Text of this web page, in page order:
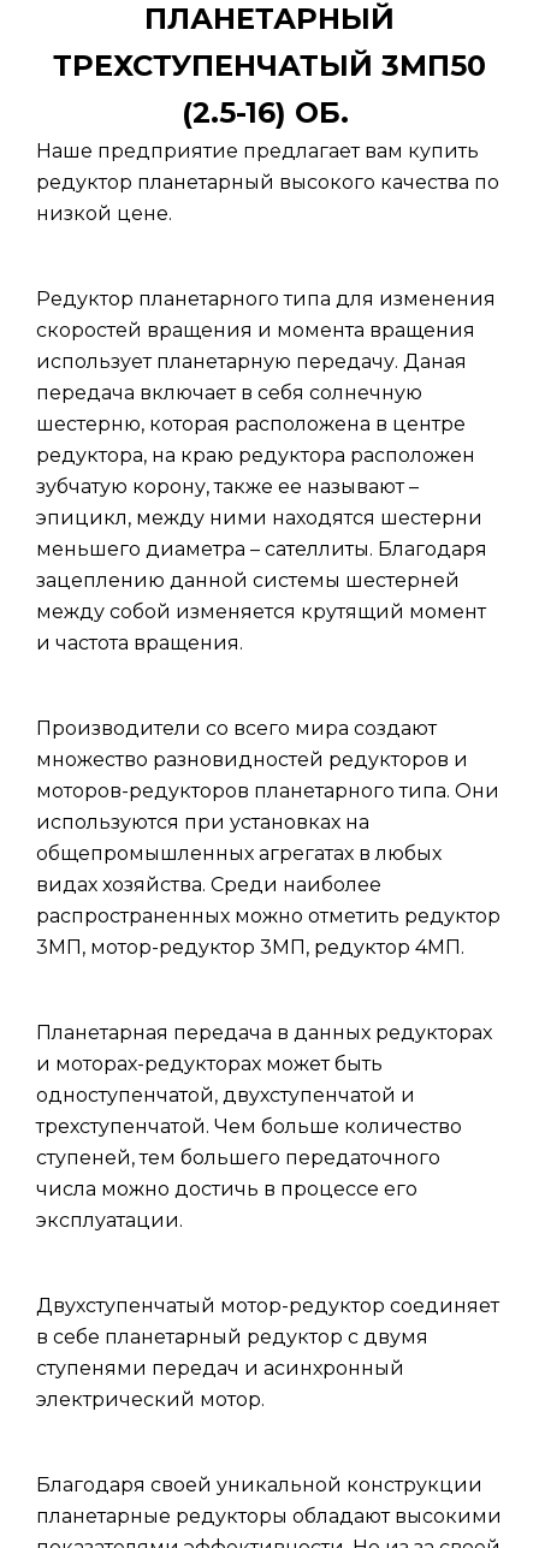
ПЛАНЕТАРНЫЙ
ТРЕХСТУПЕНЧАТЫЙ 3МП50
(2.5-16) ОБ.
Наше предприятие предлагает вам купить
редуктор планетарный высокого качества по
низкой цене.
Редуктор планетарного типа для изменения
скоростей вращения и момента вращения
использует планетарную передачу. Даная
передача включает в себя солнечную
шестерню, которая расположена в центре
редуктора, на краю редуктора расположен
зубчатую корону, также ее называют –
эпицикл, между ними находятся шестерни
меньшего диаметра – сателлиты. Благодаря
зацеплению данной системы шестерней
между собой изменяется крутящий момент
и частота вращения.
Производители со всего мира создают
множество разновидностей редукторов и
моторов-редукторов планетарного типа. Они
используются при установках на
общепромышленных агрегатах в любых
видах хозяйства. Среди наиболее
распространенных можно отметить редуктор
3МП, мотор-редуктор 3МП, редуктор 4МП.
Планетарная передача в данных редукторах
и моторах-редукторах может быть
одноступенчатой, двухступенчатой и
трехступенчатой. Чем больше количество
ступеней, тем большего передаточного
числа можно достичь в процессе его
эксплуатации.
Двухступенчатый мотор-редуктор соединяет
в себе планетарный редуктор с двумя
ступенями передач и асинхронный
электрический мотор.
Благодаря своей уникальной конструкции
планетарные редукторы обладают высокими